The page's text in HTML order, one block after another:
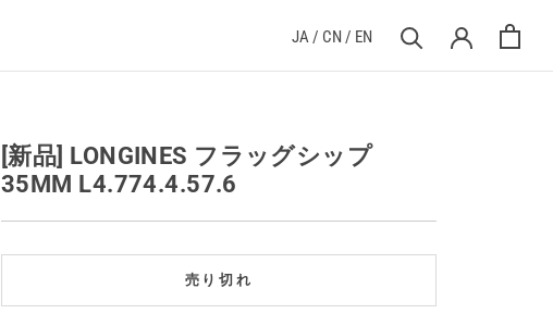
JA/ CN/ EN
[新品] LONGINES フラッグシップ
35MM L4.774.4.57.6
売り切れ